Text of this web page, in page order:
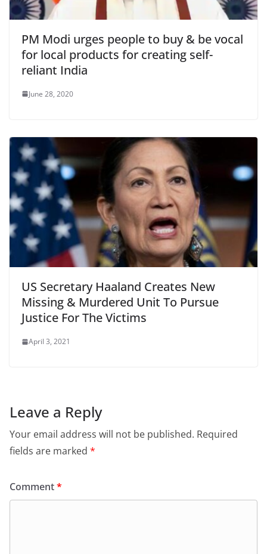
PM Modi urges people to buy & be vocal
for local products for creating self-
reliant India
June 28, 2020
US Secretary Haaland Creates New
Missing & Murdered Unit To Pursue
Justice For The Victims
April 3, 2021
Leave a Reply
Your email address will not be published. Required
fields are marked *
Comment*